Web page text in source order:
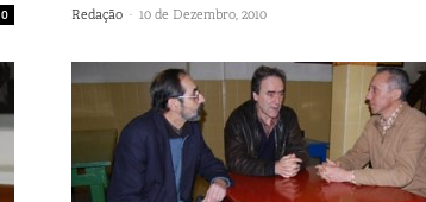
0 Redação - 10 de Dezembro, 2010